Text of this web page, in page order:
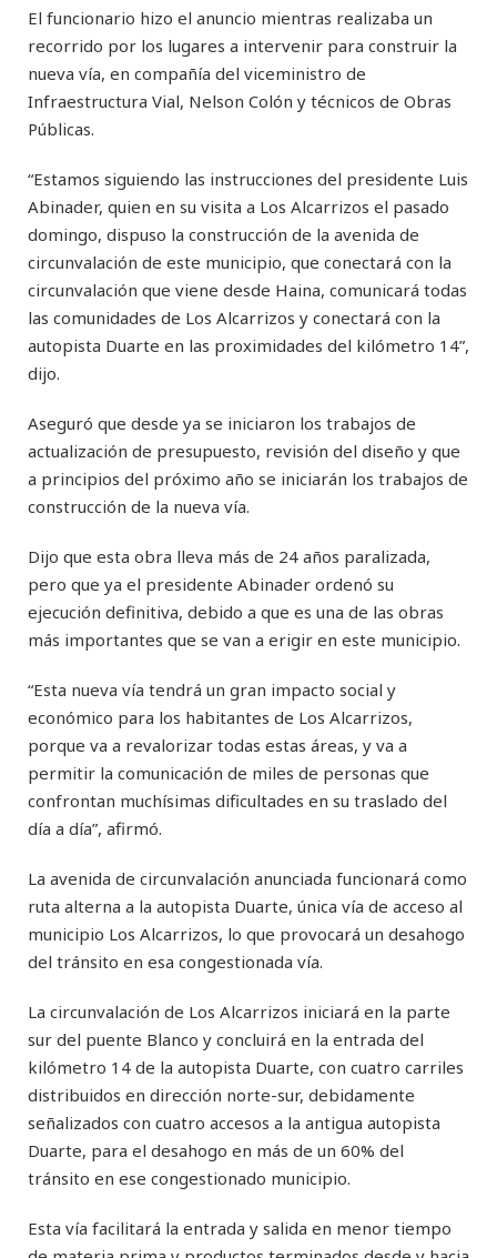
El funcionario hizo el anuncio mientras realizaba un
recorrido por los lugares a intervenir para construir la
nueva vía, en compañía del viceministro de
Infraestructura Vial, Nelson Colón y técnicos de Obras
Públicas.
“Estamos siguiendo las instrucciones del presidente Luis
Abinader, quien en su visita a Los Alcarrizos el pasado
domingo, dispuso la construcción de la avenida de
circunvalación de este municipio, que conectará con la
circunvalación que viene desde Haina, comunicará todas
las comunidades de Los Alcarrizos y conectará con la
autopista Duarte en las proximidades del kilómetro 14”,
dijo.
Aseguró que desde ya se iniciaron los trabajos de
actualización de presupuesto, revisión del diseño y que
a principios del próximo año se iniciarán los trabajos de
construcción de la nueva vía.
Dijo que esta obra lleva más de 24 años paralizada,
pero que ya el presidente Abinader ordenó su
ejecución definitiva, debido a que es una de las obras
más importantes que se van a erigir en este municipio.
“Esta nueva vía tendrá un gran impacto social y
económico para los habitantes de Los Alcarrizos,
porque va a revalorizar todas estas áreas, y va a
permitir la comunicación de miles de personas que
confrontan muchísimas dificultades en su traslado del
día a día”, afirmó.
La avenida de circunvalación anunciada funcionará como
ruta alterna a la autopista Duarte, única vía de acceso al
municipio Los Alcarrizos, lo que provocará un desahogo
del tránsito en esa congestionada vía.
La circunvalación de Los Alcarrizos iniciará en la parte
sur del puente Blanco y concluirá en la entrada del
kilómetro 14 de la autopista Duarte, con cuatro carriles
distribuidos en dirección norte-sur, debidamente
señalizados con cuatro accesos a la antigua autopista
Duarte, para el desahogo en más de un 60% del
tránsito en ese congestionado municipio.
Esta vía facilitará la entrada y salida en menor tiempo